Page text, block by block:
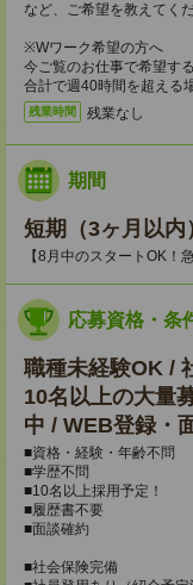
など、ご希望を教えてくだ
※Wワーク希望の方へ
今ご覧のお仕事で希望す
合計で週40時間を超える
残業時間 残業なし
期間
短期（3ヶ月以内
【8月中のスタートOK
応募資格・条
職種未経験OK /
10名以上の大量
中 / WEB登録・
■資格・経験・年齢不問
■学歴不問
■10名以上採用予定！
■履歴書不要
■面談確約
■社会保険完備